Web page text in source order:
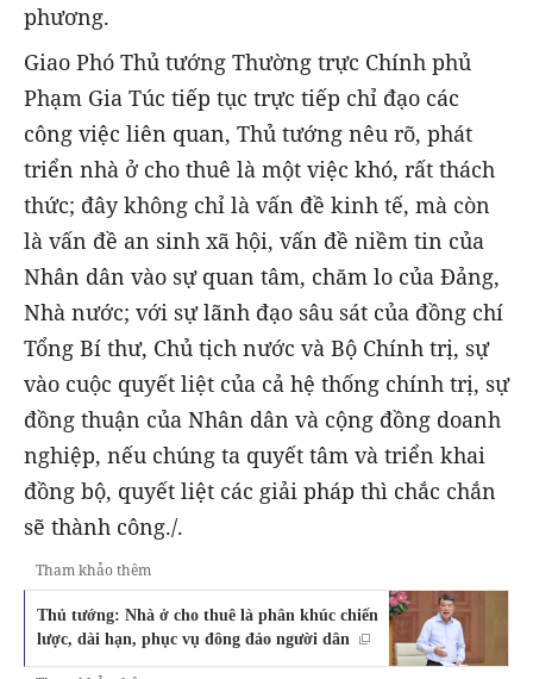
phương.
Giao Phó Thủ tướng Thường trực Chính phủ
Phạm Gia Túc tiếp tục trực tiếp chỉ đạo các
công việc liên quan, Thủ tướng nêu rõ, phát
triển nhà ở cho thuê là một việc khó, rất thách
thức; đây không chỉ là vấn đề kinh tế, mà còn
là vấn đề an sinh xã hội, vấn đề niềm tin của
Nhân dân vào sự quan tâm, chăm lo của Đảng,
Nhà nước; với sự lãnh đạo sâu sát của đồng chí
Tổng Bí thư, Chủ tịch nước và Bộ Chính trị, sự
vào cuộc quyết liệt của cả hệ thống chính trị, sự
đồng thuận của Nhân dân và cộng đồng doanh
nghiệp, nếu chúng ta quyết tâm và triển khai
đồng bộ, quyết liệt các giải pháp thì chắc chắn
sẽ thành công./.
Tham khảo thêm
Thủ tướng: Nhà ở cho thuê là phân khúc chiến
lược, dài hạn, phục vụ đông đảo người dân